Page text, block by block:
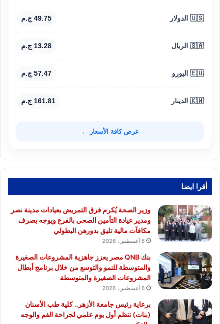
🇺🇸 الدولار 49.75 ج.م
🇸🇦 الريال 13.28 ج.م
🇪🇺 اليورو 57.47 ج.م
🇰🇼 الدينار 161.81 ج.م
عرض كافة الأسعار ←
أقرا ايضا
وزير الصحة يُكرم فرق التمريض بعيادات مدينة نصر
ومدير عيادة التأمين الصحي بالفرع ويوجه بصرف
مكافآت مالية تليق بدورهن البطولي
6 أغسطس، 2026
بنك QNB مصر يعزز جاهزية المشروعات الصغيرة
والمتوسطة للنمو والتوسع من خلال برنامج أبطال
المشروعات الصغيرة والمتوسطة
6 أغسطس، 2026
برعاية رئيس جامعة الأزهر.. كلية طب الأسنان
(بنات) تنظم أول يوم علمي لجراحة الفم والوجه